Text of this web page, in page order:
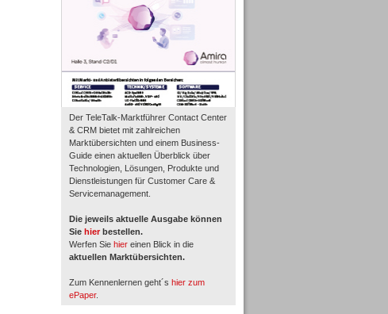
Der TeleTalk-Marktführer Contact Center
& CRM bietet mit zahlreichen
Marktübersichten und einem Business-
Guide einen aktuellen Überblick über
Technologien, Lösungen, Produkte und
Dienstleistungen für Customer Care &
Servicemanagement.
Die jeweils aktuelle Ausgabe können
Sie hier bestellen.
Werfen Sie hier einen Blick in die
aktuellen Marktübersichten.
Zum Kennenlernen geht´s hier zum
ePaper.